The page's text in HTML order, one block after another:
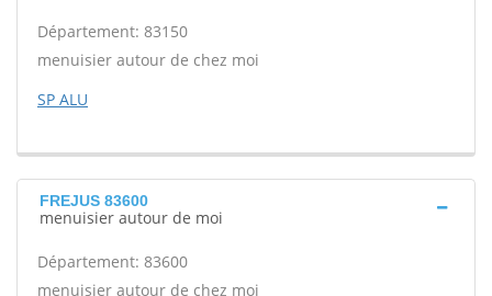
Département: 83150
menuisier autour de chez moi
SP ALU
FREJUS 83600
menuisier autour de moi
Département: 83600
menuisier autour de chez moi